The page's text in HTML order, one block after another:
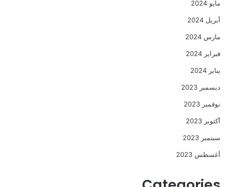
مايو 2024
أبريل 2024
مارس 2024
فبراير 2024
يناير 2024
ديسمبر 2023
نوفمبر 2023
أكتوبر 2023
سبتمبر 2023
أغسطس 2023